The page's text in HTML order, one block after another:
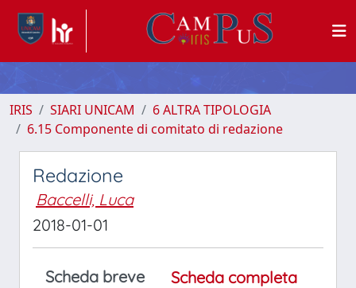
IRIS SIARI UNICAM
6 ALTRA TIPOLOGIA
6.15 Componente di comitato di redazione
Redazione
Baccelli, Luca
2018-01-01
Scheda breve
Scheda completa